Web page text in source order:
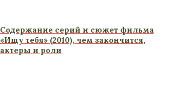
Содержание серий и сюжет фильма
«Ищу тебя» (2010), чем закончится,
актеры и роли